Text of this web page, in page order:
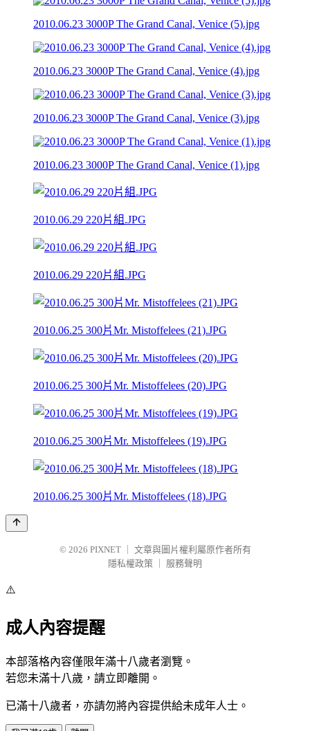
2010.06.23 3000P The Grand Canal, Venice (5).jpg
2010.06.23 3000P The Grand Canal, Venice (4).jpg
2010.06.23 3000P The Grand Canal, Venice (3).jpg
2010.06.23 3000P The Grand Canal, Venice (1).jpg
2010.06.29 220片組.JPG
2010.06.29 220片組.JPG
2010.06.25 300片Mr. Mistoffelees (21).JPG
2010.06.25 300片Mr. Mistoffelees (20).JPG
2010.06.25 300片Mr. Mistoffelees (19).JPG
2010.06.25 300片Mr. Mistoffelees (18).JPG
© 2026 PIXNET
文章與圖片權利屬原作者所有
隱私權政策
服務聲明
⚠️
成人內容提醒
本部落格內容僅限年滿十八歲者瀏覽。
若您未滿十八歲，請立即離開。
已滿十八歲者，亦請勿將內容提供給未成年人士。